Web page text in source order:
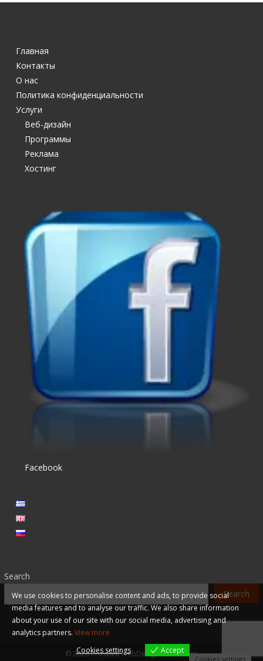
Главная
Контакты
О нас
Политика конфиденциальности
Услуги
Веб-дизайн
Программы
Реклама
Хостинг
Facebook
Search
Search
© 2026Prosvasi WebDesign & Software
We use cookies to personalise content and ads, to provide social
media features and to analyse our traffic. We also share information
about your use of our site with our social media, advertising and
analytics partners. View more
Cookies settings
Accept
Cookies settings